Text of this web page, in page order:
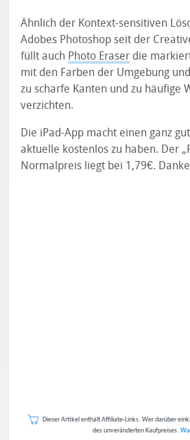
Ähnlich der Kontext-sensitiven
Adobes Photoshop seit der
füllt auch Photo Eraser die
mit den Farben der Umgebung
zu scharfe Kanten und zu häufige
verzichten.
Die iPad-App macht einen ganz
aktuelle kostenlos zu haben. Der
Normalpreis liegt bei 1,79€.
Dieser Artikel enthält Affiliate-Links. Wer darüber
des unveränderten Kaufpreises.